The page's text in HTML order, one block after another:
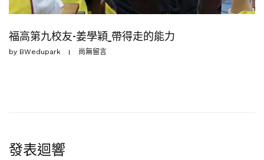
福高第九校友-姜學穎_帶得走的能力
by BWedupark 尚無留言
發表迴響